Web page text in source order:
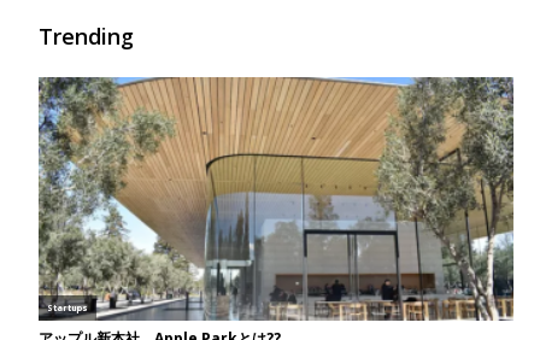
Trending